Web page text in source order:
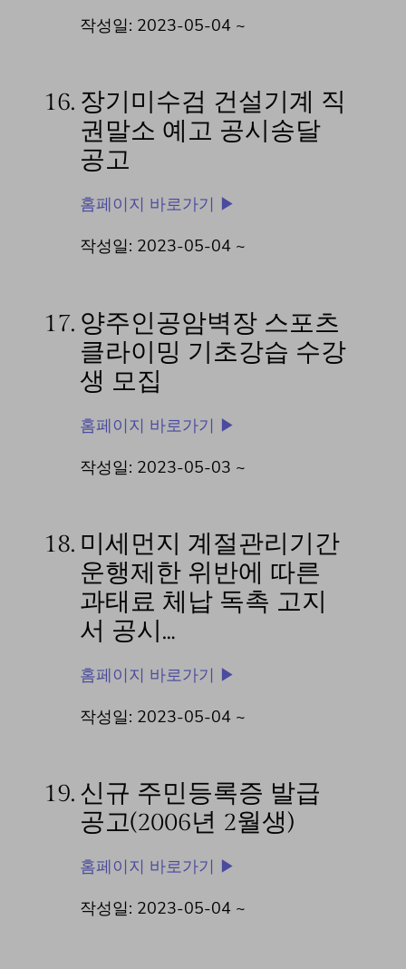
작성일: 2023-05-04 ~
16. 장기미수검 건설기계 직
권말소 예고 공시송달
공고
홈페이지 바로가기 ▶
작성일: 2023-05-04 ~
17. 양주인공암벽장 스포츠
클라이밍 기초강습 수강
생 모집
홈페이지 바로가기 ▶
작성일: 2023-05-03 ~
18. 미세먼지 계절관리기간
운행제한 위반에 따른
과태료 체납 독촉 고지
서 공시…
홈페이지 바로가기 ▶
작성일: 2023-05-04 ~
19. 신규 주민등록증 발급
공고(2006년 2월생)
홈페이지 바로가기 ▶
작성일: 2023-05-04 ~